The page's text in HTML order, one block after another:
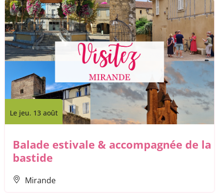
Le jeu. 13 août
Balade estivale & accompagnée de la
bastide
Mirande